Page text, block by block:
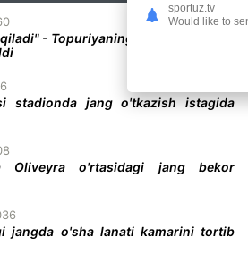
- Topuriyaning menejeri Abdel-
stadionda jang o'tkazish istagida
Oliveyra o'rtasidagi jang bekor
jangda o'sha lanati kamarini tortib
sportuz.tv
Would like to